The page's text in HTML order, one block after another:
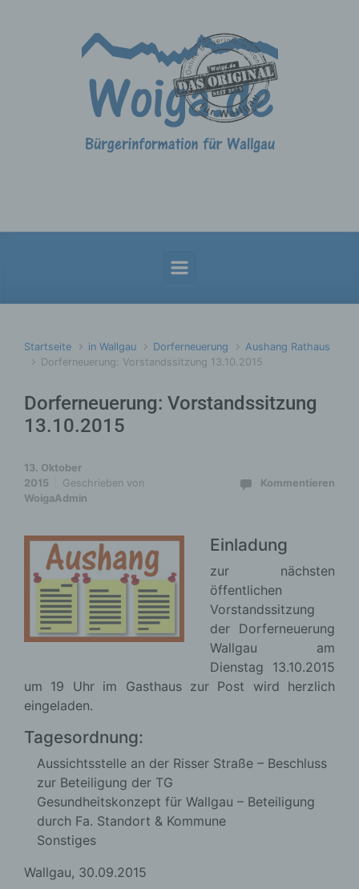
Startseite in Wallgau Dorferneuerung
Aushang Rathaus
Dorferneuerung: Vorstandssitzung 13.10.2015
Dorferneuerung: Vorstandssitzung
13.10.2015
13. Oktober
2015
Geschrieben von
WoigaAdmin
Kommentieren
Einladung
zur nächsten
öffentlichen
Vorstandssitzung
der Dorferneuerung
Wallgau am
Dienstag 13.10.2015
um 19 Uhr im Gasthaus zur Post wird herzlich
eingeladen.
Tagesordnung:
Aussichtsstelle an der Risser Straße – Beschluss
zur Beteiligung der TG
Gesundheitskonzept für Wallgau – Beteiligung
durch Fa. Standort & Kommune
Sonstiges
Wallgau, 30.09.2015